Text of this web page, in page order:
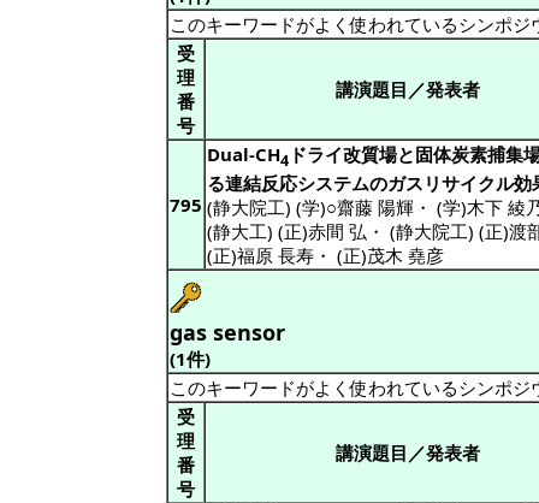
このキーワードがよく使われているシンポ
受
理
番
号
講演題目／発表者
795
Dual-CH4 ドライ改質場と固体炭素捕集
る連結反応システムのガスリサイクル効
(静大院工) (学)○齋藤 陽輝 ・ (学)木下 綾
(静大工) (正)赤間 弘 ・ (静大院工) (正)渡
(正)福原 長寿 ・ (正)茂木 堯彦
gas sensor
(1件)
このキーワードがよく使われているシンポ
受
理
番
号
講演題目／発表者